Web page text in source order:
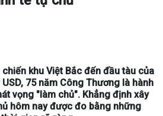
khu Việt Bắc đến đầu tàu của
75 năm Công Thương là hành
vọng "làm chủ". Khẳng định xây
hôm nay được đo bằng những